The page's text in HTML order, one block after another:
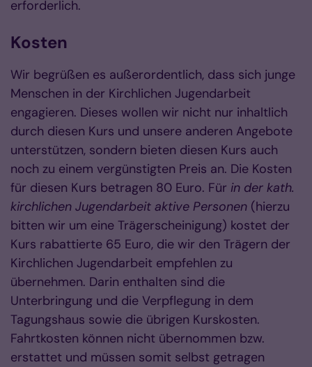
erforderlich.
Kosten
Wir begrüßen es außerordentlich, dass sich junge
Menschen in der Kirchlichen Jugendarbeit
engagieren. Dieses wollen wir nicht nur inhaltlich
durch diesen Kurs und unsere anderen Angebote
unterstützen, sondern bieten diesen Kurs auch
noch zu einem vergünstigten Preis an. Die Kosten
für diesen Kurs betragen 80 Euro. Für in der kath.
kirchlichen Jugendarbeit aktive Personen (hierzu
bitten wir um eine Trägerscheinigung) kostet der
Kurs rabattierte 65 Euro, die wir den Trägern der
Kirchlichen Jugendarbeit empfehlen zu
übernehmen. Darin enthalten sind die
Unterbringung und die Verpflegung in dem
Tagungshaus sowie die übrigen Kurskosten.
Fahrtkosten können nicht übernommen bzw.
erstattet und müssen somit selbst getragen